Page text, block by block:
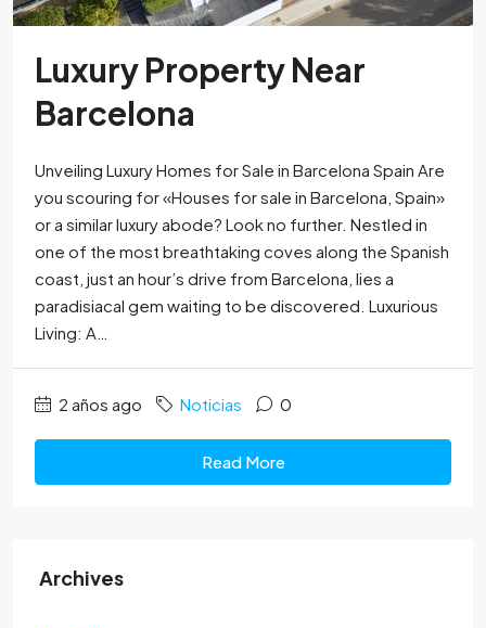
Luxury Property Near
Barcelona
Unveiling Luxury Homes for Sale in Barcelona Spain Are
you scouring for «Houses for sale in Barcelona, Spain»
or a similar luxury abode? Look no further. Nestled in
one of the most breathtaking coves along the Spanish
coast, just an hour’s drive from Barcelona, lies a
paradisiacal gem waiting to be discovered. Luxurious
Living: A…
2 años ago Noticias 0
Read More
Archives